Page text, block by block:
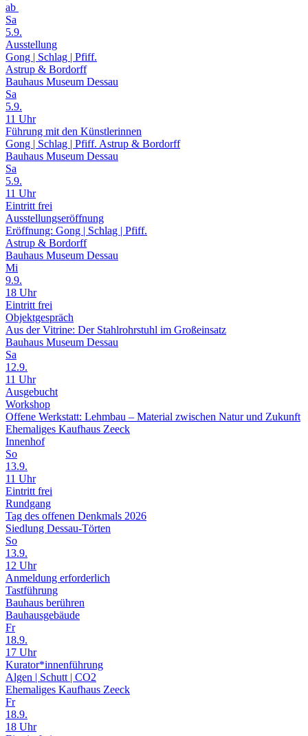
ab
Sa
5.9.
Ausstellung
Gong | Schlag | Pfiff.
Astrup & Bordorff
Bauhaus Museum Dessau
Sa
5.9.
11 Uhr
Führung mit den Künstlerinnen
Gong | Schlag | Pfiff. Astrup & Bordorff
Bauhaus Museum Dessau
Sa
5.9.
11 Uhr
Eintritt frei
Ausstellungseröffnung
Eröffnung: Gong | Schlag | Pfiff.
Astrup & Bordorff
Bauhaus Museum Dessau
Mi
9.9.
18 Uhr
Eintritt frei
Objektgespräch
Aus der Vitrine: Der Stahlrohrstuhl im Großeinsatz
Bauhaus Museum Dessau
Sa
12.9.
11 Uhr
Ausgebucht
Workshop
Offene Werkstatt: Lehmbau – Material zwischen Natur und Zukunft
Ehemaliges Kaufhaus Zeeck
Innenhof
So
13.9.
11 Uhr
Eintritt frei
Rundgang
Tag des offenen Denkmals 2026
Siedlung Dessau-Törten
So
13.9.
12 Uhr
Anmeldung erforderlich
Tastführung
Bauhaus berühren
Bauhausgebäude
Fr
18.9.
17 Uhr
Kurator*innenführung
Algen | Schutt | CO2
Ehemaliges Kaufhaus Zeeck
Fr
18.9.
18 Uhr